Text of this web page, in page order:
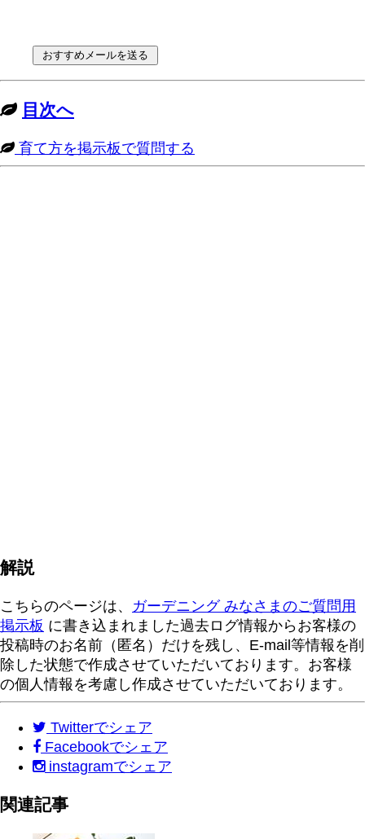
目次へ
育て方を掲示板で質問する
解説
こちらのページは、 ガーデニング みなさまのご質問用
掲示板 に書き込まれました過去ログ情報からお客様の
投稿時のお名前（匿名）だけを残し、E-mail等情報を削
除した状態で作成させていただいております。お客様
の個人情報を考慮し作成させていただいております。
Twitterでシェア
Facebookでシェア
instagramでシェア
関連記事